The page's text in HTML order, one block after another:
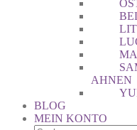
AHNEN
BLOG
MEIN KONTO